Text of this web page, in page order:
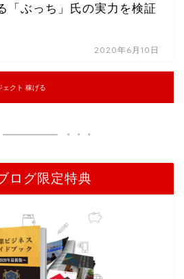
「ぶっち」氏の実力を検証
2020年6月10日
ェクト 稼げる
ログ限定特典